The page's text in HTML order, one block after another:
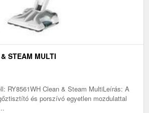
STEAM MULTI
RY8561WH Clean & Steam MultiLeírás: A
és porszívó egyetlen mozdulattal